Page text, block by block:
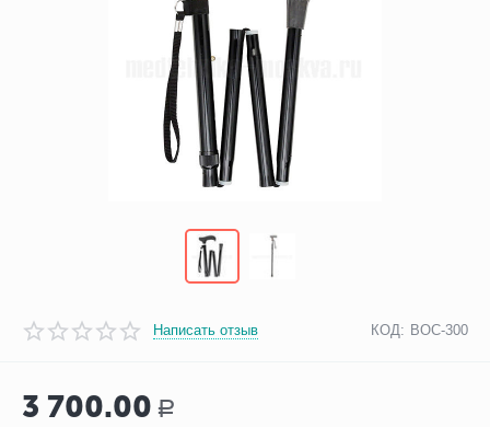
Написать отзыв КОД: BOC-300
3 700.00 Р